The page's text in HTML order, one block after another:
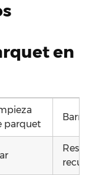
en
parquet